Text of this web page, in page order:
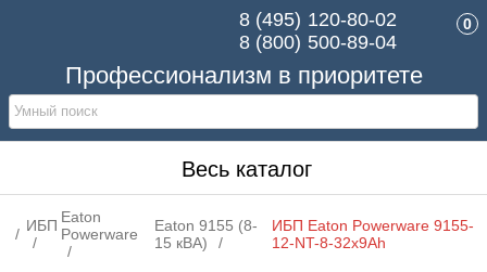
Профессионализм в приоритете
8 (495) 120-80-02
8 (800) 500-89-04
0
Весь каталог
ИБП Eaton
Powerware
Eaton 9155 (8-
15 кВА)
ИБП Eaton Powerware 9155-
12-NT-8-32x9Ah